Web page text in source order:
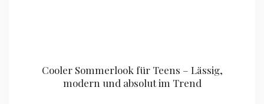
Cooler Sommerlook für Teens – Lässig,
modern und absolut im Trend